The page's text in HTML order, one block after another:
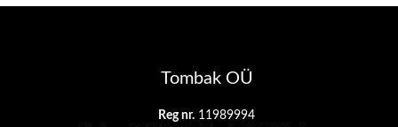
Tombak OÜ
Reg nr. 11989994